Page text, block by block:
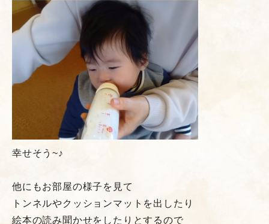
幸せそう~♪
他にもお部屋の様子を見て
トンネルやクッションマットを出したり
絵本の読み聞かせをしたりとするので